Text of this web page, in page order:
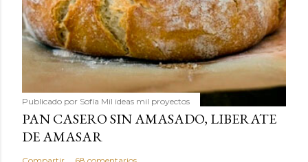
Publicado por Sofía Mil ideas mil proyectos
PAN CASERO SIN AMASADO, LIBERATE
DE AMASAR